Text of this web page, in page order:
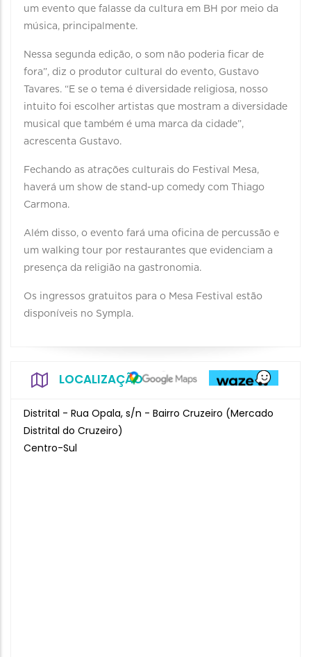
um evento que falasse da cultura em BH por meio da
música, principalmente.
Nessa segunda edição, o som não poderia ficar de
fora”, diz o produtor cultural do evento, Gustavo
Tavares. “E se o tema é diversidade religiosa, nosso
intuito foi escolher artistas que mostram a diversidade
musical que também é uma marca da cidade”,
acrescenta Gustavo.
Fechando as atrações culturais do Festival Mesa,
haverá um show de stand-up comedy com Thiago
Carmona.
Além disso, o evento fará uma oficina de percussão e
um walking tour por restaurantes que evidenciam a
presença da religião na gastronomia.
Os ingressos gratuitos para o Mesa Festival estão
disponíveis no Sympla.
LOCALIZAÇÃO
Distrital - Rua Opala, s/n - Bairro Cruzeiro (Mercado
Distrital do Cruzeiro)
Centro-Sul